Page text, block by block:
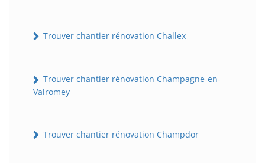
Trouver chantier rénovation Challex
Trouver chantier rénovation Champagne-en-
Valromey
Trouver chantier rénovation Champdor